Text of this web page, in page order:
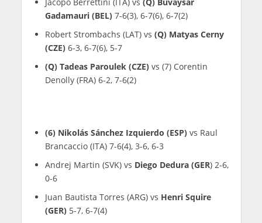
Gadamauri (BEL)7-6(3), 6-7(6), 6-7(2)
Robert Strombachs (LAT) vs (Q) Matyas Cerny
(CZE)6-3, 6-7(6), 5-7
(Q) Tadeas Paroulek (CZE)vs (7) Corentin
Denolly (FRA) 6-2, 7-6(2)
(6) Nikolás Sánchez Izquierdo (ESP)vs Raul
Brancaccio (ITA) 7-6(4), 3-6, 6-3
Andrej Martin (SVK) vs Diego Dedura (GER) 2-6,
0-6
Juan Bautista Torres (ARG) vs Henri Squire
(GER)5-7, 6-7(4)